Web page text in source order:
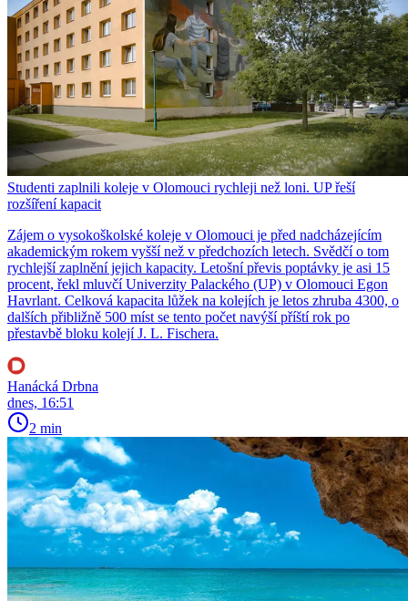
Studenti zaplnili koleje v Olomouci rychleji než loni. UP řeší
rozšíření kapacit
Zájem o vysokoškolské koleje v Olomouci je před nadcházejícím
akademickým rokem vyšší než v předchozích letech. Svědčí o tom
rychlejší zaplnění jejich kapacity. Letošní převis poptávky je asi 15
procent, řekl mluvčí Univerzity Palackého (UP) v Olomouci Egon
Havrlant. Celková kapacita lůžek na kolejích je letos zhruba 4300, o
dalších přibližně 500 míst se tento počet navýší příští rok po
přestavbě bloku kolejí J. L. Fischera.
Hanácká Drbna
dnes, 16:51
2 min